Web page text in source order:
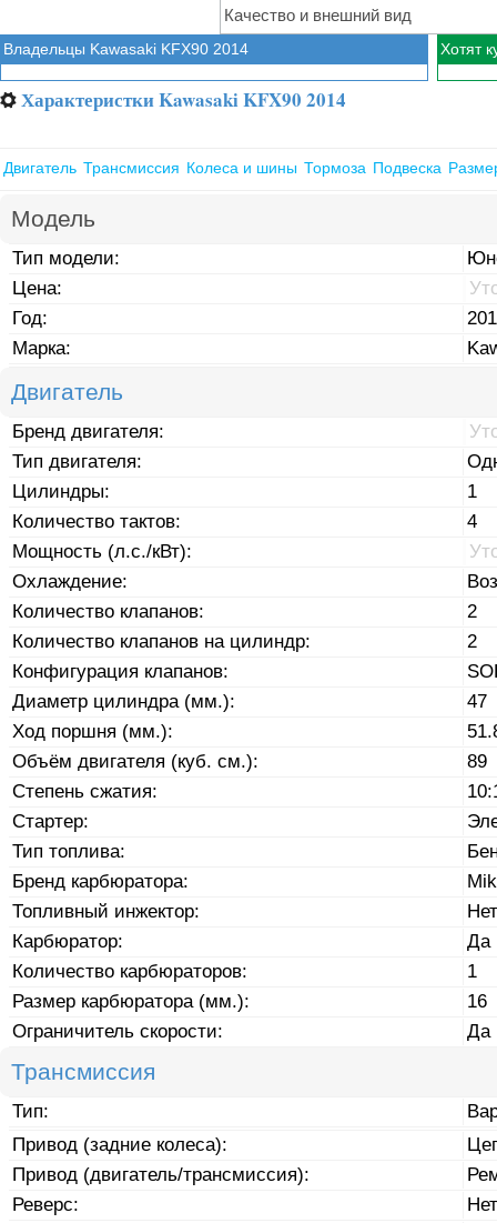
Качество и внешний вид
Владельцы Kawasaki KFX90 2014 Хотят
⚙ Характеристки Kawasaki KFX90 2014
Двигатель Трансмиссия Колеса и шины Тормоза Подвеска
Модель
Тип модели:
Цена:
Год:
Марка:
Двигатель
Бренд двигателя:
Тип двигателя:
Цилиндры:
1
Количество тактов:
4
Мощность (л.с./кВт):
Охлаждение:
Количество клапанов:
2
Количество клапанов на цилиндр:
2
Конфигурация клапанов:
Диаметр цилиндра (мм.):
47
Ход поршня (мм.):
Объём двигателя (куб. см.):
89
Степень сжатия:
Стартер:
Тип топлива:
Бренд карбюратора:
Топливный инжектор:
Нет
Карбюратор:
Да
Количество карбюраторов:
1
Размер карбюратора (мм.):
16
Ограничитель скорости:
Да
Трансмиссия
Тип:
Привод (задние колеса):
Привод (двигатель/трансмиссия):
Реверс:
Нет